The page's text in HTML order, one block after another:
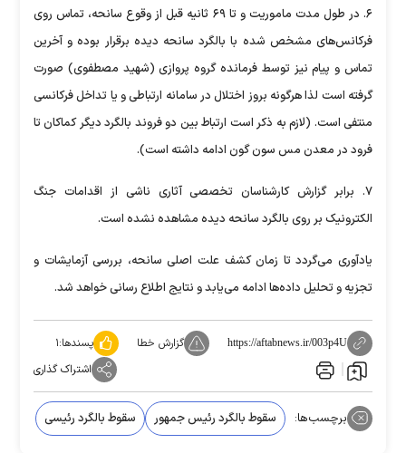
۶. در طول مدت ماموریت و تا ۶۹ ثانیه قبل از وقوع سانحه، تماس روی
فرکانس‌های مشخص شده با بالگرد سانحه دیده برقرار بوده و آخرین
تماس و پیام نیز توسط فرمانده گروه پروازی (شهید مصطفوی) صورت
گرفته است لذا هرگونه بروز اختلال در سامانه ارتباطی و یا تداخل فرکانسی
منتفی است. (لازم به ذکر است ارتباط بین دو فروند بالگرد دیگر کماکان تا
فرود در معدن مس سون گون ادامه داشته است).
۷. برابر گزارش کارشناسان تخصصی آثاری ناشی از اقدامات جنگ
الکترونیک بر روی بالگرد سانحه دیده مشاهده نشده است.
یادآوری می‌گردد تا زمان کشف علت اصلی سانحه، بررسی آزمایشات و
تجزیه و تحلیل داده‌ها ادامه می‌یابد و نتایج اطلاع رسانی خواهد شد.
https://aftabnews.ir/003p4U گزارش خطا پسندها:۱
اشتراک گذاری
برچسب‌ها: سقوط بالگرد رئیس جمهور سقوط بالگرد رئیسی